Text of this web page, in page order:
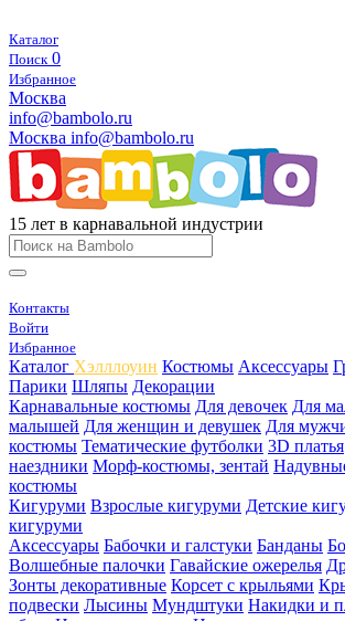
Каталог
Поиск 0
Избранное
Москва
info@bambolo.ru
Москва info@bambolo.ru
15 лет в карнавальной индустрии
Контакты
Войти
Избранное
Каталог Хэлллоуин Костюмы Аксессуары
Парики Шляпы Декорации
Карнавальные костюмы Для девочек Для
малышей Для женщин и девушек Для
костюмы Тематические футболки 3D платья
наездники Морф-костюмы, зентай
костюмы
Кигуруми Взрослые кигуруми Детские
кигуруми
Аксессуары Бабочки и галстуки Банданы
Волшебные палочки Гавайские ожерелья
Зонты декоративные Корсет с крыльями
подвески Лысины Мундштуки Накидки и